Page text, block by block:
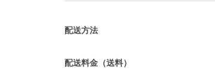
配送方法
配送料金（送料）